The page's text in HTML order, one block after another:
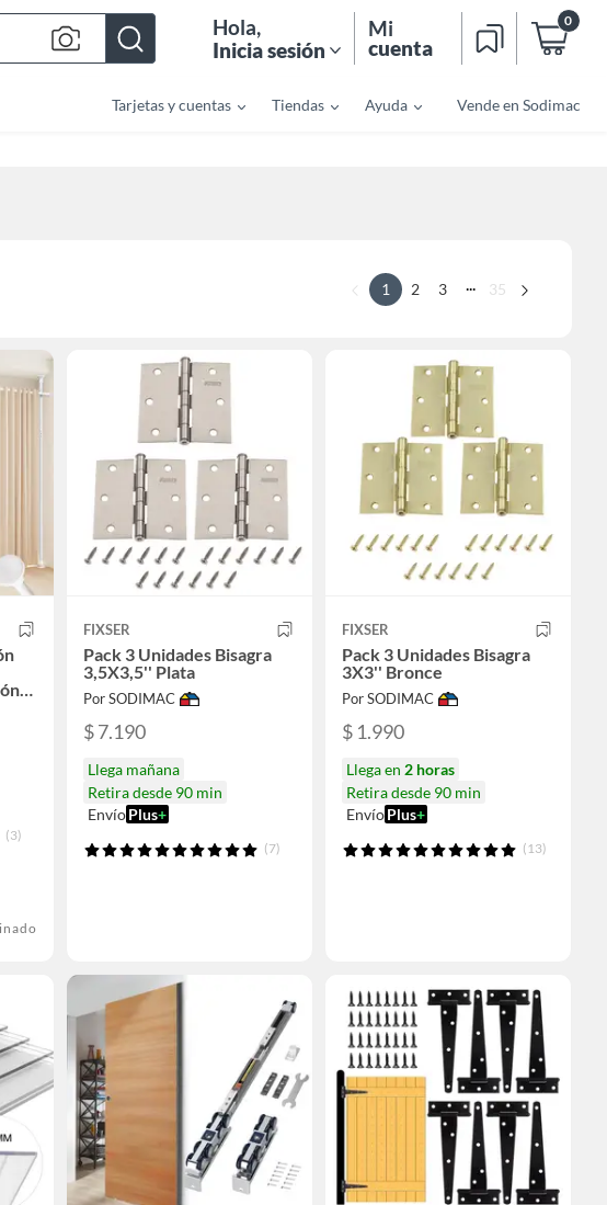
Hola,
Inicia sesión
Mi
cuenta
0
Tarjetas y cuentas Tiendas Ayuda Vende en Sodimac
1 2 3 ... 35
(3)
FIXSER
Pack 3 Unidades Bisagra
3,5X3,5'' Plata
Por SODIMAC
$ 7.190
Llega mañana
Retira desde 90 min
EnvíoPlus+
(7)
FIXSER
Pack 3 Unidades Bisagra
3X3'' Bronce
Por SODIMAC
$ 1.990
Llega en 2 horas
Retira desde 90 min
EnvíoPlus+
(13)